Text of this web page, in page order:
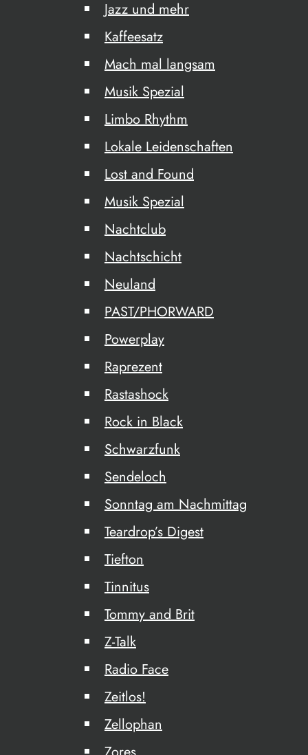
Jazz und mehr
Kaffeesatz
Mach mal langsam
Musik Spezial
Limbo Rhythm
Lokale Leidenschaften
Lost and Found
Musik Spezial
Nachtclub
Nachtschicht
Neuland
PAST/PHORWARD
Powerplay
Raprezent
Rastashock
Rock in Black
Schwarzfunk
Sendeloch
Sonntag am Nachmittag
Teardrop’s Digest
Tiefton
Tinnitus
Tommy and Brit
Z-Talk
Radio Face
Zeitlos!
Zellophan